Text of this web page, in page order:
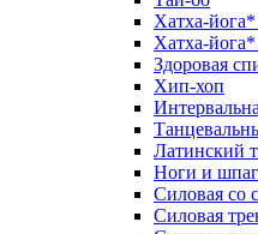
Хатха-
Хатха-
Здоровая
Хип-хоп
Латинский
Ноги и
Силовая со
Силовая